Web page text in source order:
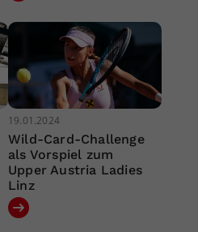
19.01.2024
Wild-Card-Challenge
als Vorspiel zum
Upper Austria Ladies
Linz